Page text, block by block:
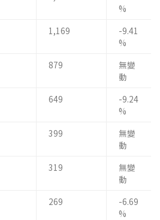
%
1,169
-9.41
%
879
無變
動
649
-9.24
%
399
無變
動
319
無變
動
269
-6.69
%